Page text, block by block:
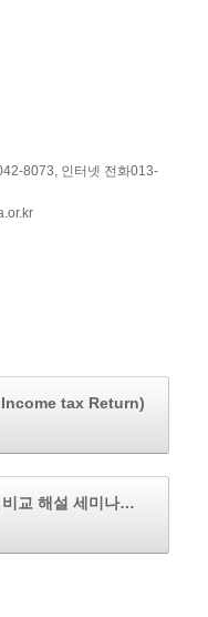
8073, 인터넷 전화013-
tax Return)
교 해설 세미나…